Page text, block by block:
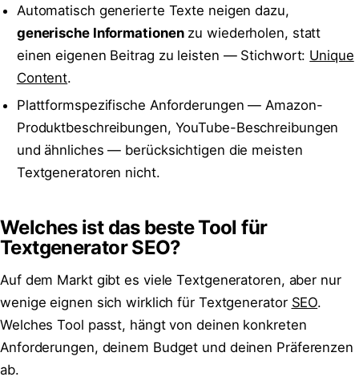
Automatisch generierte Texte neigen dazu,
generische Informationenzu wiederholen, statt
einen eigenen Beitrag zu leisten — Stichwort: Unique
Content.
Plattformspezifische Anforderungen — Amazon-
Produktbeschreibungen, YouTube-Beschreibungen
und ähnliches — berücksichtigen die meisten
Textgeneratoren nicht.
Welches ist das beste Tool für
Textgenerator SEO?
Auf dem Markt gibt es viele Textgeneratoren, aber nur
wenige eignen sich wirklich für Textgenerator SEO.
Welches Tool passt, hängt von deinen konkreten
Anforderungen, deinem Budget und deinen Präferenzen
ab.